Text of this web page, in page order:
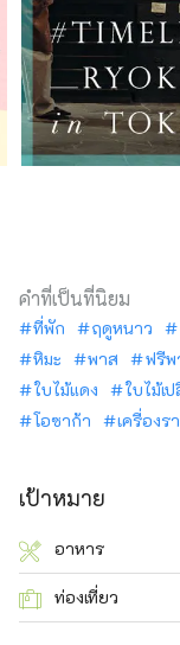
คำที่เป็นที่นิยม
ที่พัก ฤดูหนาว
หิมะ
พาส ฟรีพ
ใบไม้แดง
ใบไม้เ
โอซาก้า
เครื่องร
เป้าหมาย
อาหาร
ท่องเที่ยว